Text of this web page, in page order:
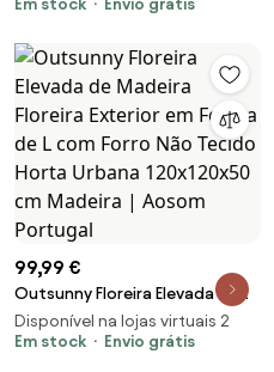
em Madeira Cama de Jardim
Fundo Aberto Montagem sem
Ferramentas 234x109x25cm
Portugal
Em stock Envio grátis
99,99 €
Outsunny Floreira Elevada de
Madeira Floreira Exterior em
Forma de L com Forro Não
Disponível na lojas virtuais 2
Em stock
Envio grátis